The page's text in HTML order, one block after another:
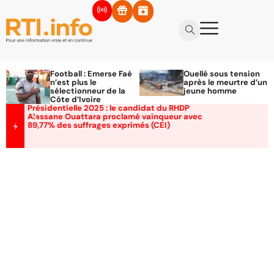
Football : Emerse Faé
n’est plus le
sélectionneur de la
Côte d’Ivoire
Ouellé sous tension
après le meurtre d’un
jeune homme
Présidentielle 2025 : le candidat du RHDP
Alassane Ouattara proclamé vainqueur avec
89,77% des suffrages exprimés (CEI)